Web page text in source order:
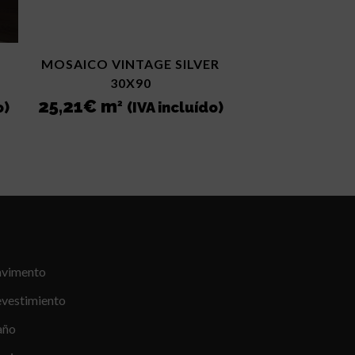
MOSAICO VINTAGE SILVER
30X90
25,21€ m2 (IVA incluído)